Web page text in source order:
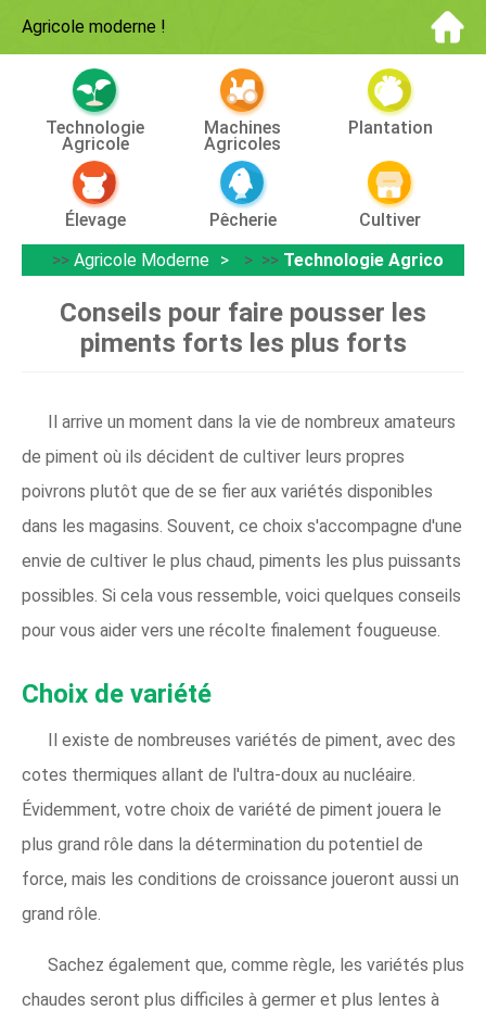
Agricole moderne !
Technologie
Agricole
Machines
Agricoles
Plantation
Élevage Pêcherie
Cultiver
>> Agricole Moderne > >> Technologie Agricole
Conseils pour faire pousser les
piments forts les plus forts
Il arrive un moment dans la vie de nombreux amateurs
de piment où ils décident de cultiver leurs propres
poivrons plutôt que de se fier aux variétés disponibles
dans les magasins. Souvent, ce choix s'accompagne d'une
envie de cultiver le plus chaud, piments les plus puissants
possibles. Si cela vous ressemble, voici quelques conseils
pour vous aider vers une récolte finalement fougueuse.
Choix de variété
Il existe de nombreuses variétés de piment, avec des
cotes thermiques allant de l'ultra-doux au nucléaire.
Évidemment, votre choix de variété de piment jouera le
plus grand rôle dans la détermination du potentiel de
force, mais les conditions de croissance joueront aussi un
grand rôle.
Sachez également que, comme règle, les variétés plus
chaudes seront plus difficiles à germer et plus lentes à